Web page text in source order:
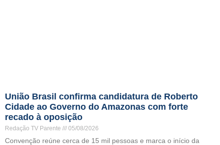
União Brasil confirma candidatura de Roberto
Cidade ao Governo do Amazonas com forte
recado à oposição
Redação TV Parente 05/08/2026
Convenção reúne cerca de 15 mil pessoas e marca o início da